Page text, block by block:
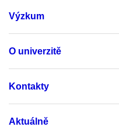
Výzkum
O univerzitě
Kontakty
Aktuálně